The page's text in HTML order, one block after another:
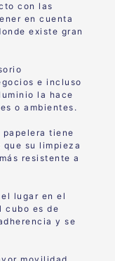
con las
en cuenta
existe gran
e incluso
la hace
o ambientes.
papelera tiene
su limpieza
resistente a
lugar en el
cubo es de
y se